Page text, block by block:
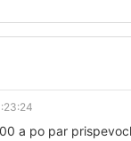
a po par